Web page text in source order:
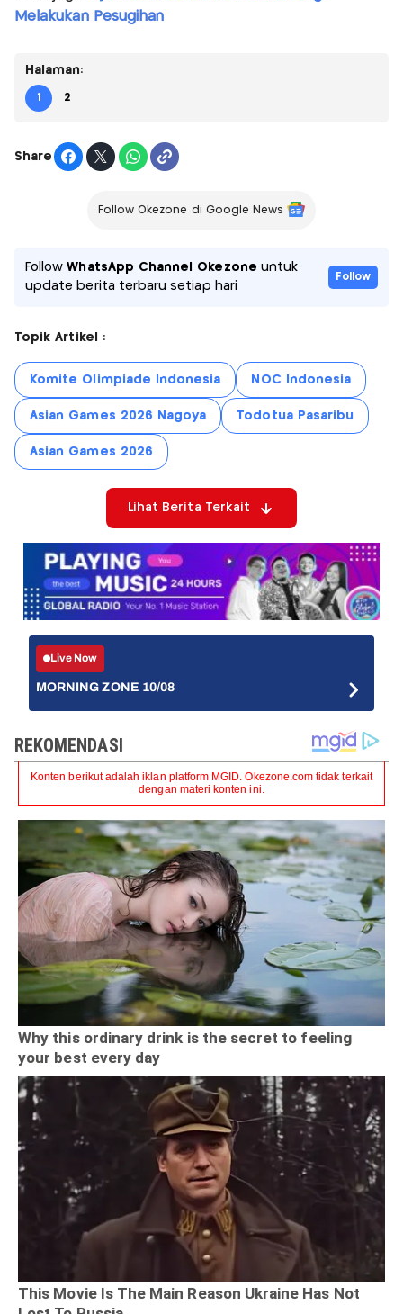
Melakukan Pesugihan
Halaman:
1 2
Share
Follow Okezone di Google News
FollowWhatsApp Channel Okezone untuk
update berita terbaru setiap hari
Follow
Topik Artikel :
Komite Olimpiade Indonesia NOC Indonesia
Asian Games 2026 Nagoya Todotua Pasaribu
Asian Games 2026
Lihat Berita Terkait
Live Now
MORNING ZONE 10/08